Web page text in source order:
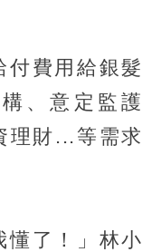
付費用給銀髮
、意定監護
理財...等需求
懂了！」林小